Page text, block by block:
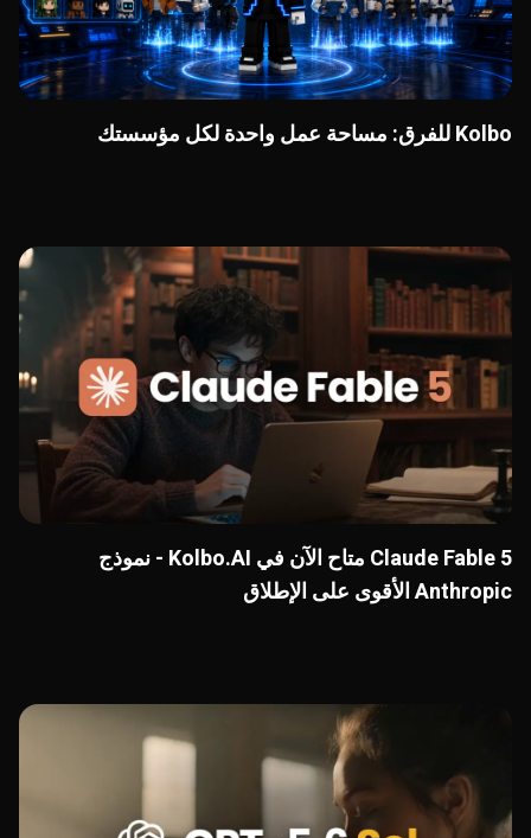
Kolbo للفرق: مساحة عمل واحدة لكل مؤسستك
Claude Fable 5 متاح الآن في Kolbo.AI - نموذج
Anthropic الأقوى على الإطلاق